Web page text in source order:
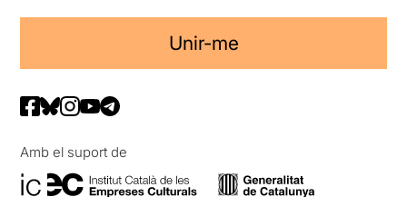
Unir-me
Amb el suport de